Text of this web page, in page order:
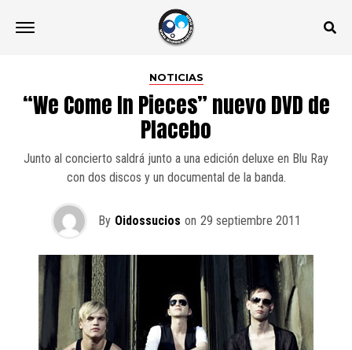
NOTICIAS
“We Come In Pieces” nuevo DVD de
Placebo
Junto al concierto saldrá junto a una edición deluxe en Blu Ray
con dos discos y un documental de la banda.
By Oidossucios on 29 septiembre 2011